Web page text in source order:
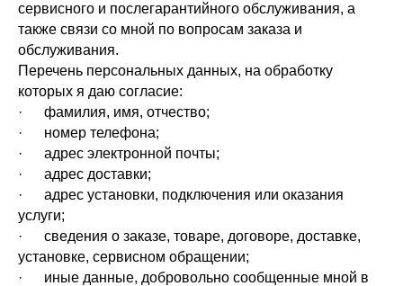
сервисного и послегарантийного обслуживания, а
также связи со мной по вопросам заказа и
обслуживания.
Перечень персональных данных, на обработку
которых я даю согласие:
· фамилия, имя, отчество;
· номер телефона;
· адрес электронной почты;
· адрес доставки;
· адрес установки, подключения или оказания
услуги;
· сведения о заказе, товаре, договоре, доставке,
установке, сервисном обращении;
· иные данные, добровольно сообщенные мной в